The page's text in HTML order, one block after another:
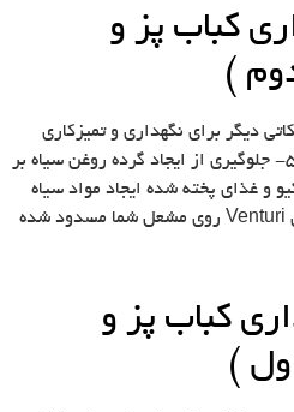
کباب پز و
)
دیگر برای نگهداری و تمیزکاری
کباب پز و باربیکیو می پردازیم. ۵- جلوگیری از ایجاد گرده روغن سیاه بر
و غذای پخته شده ایجاد مواد سیاه
روغنی نشان می دهد که لوله های Venturi روی مشعل شما مسدود شده
کباب پز و
)